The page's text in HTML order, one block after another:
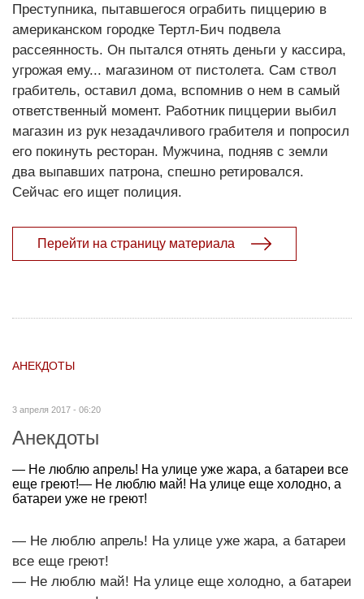
Преступника, пытавшегося ограбить пиццерию в
американском городке Тертл-Бич подвела
рассеянность. Он пытался отнять деньги у кассира,
угрожая ему... магазином от пистолета. Сам ствол
грабитель, оставил дома, вспомнив о нем в самый
ответственный момент. Работник пиццерии выбил
магазин из рук незадачливого грабителя и попросил
его покинуть ресторан. Мужчина, подняв с земли
два выпавших патрона, спешно ретировался.
Сейчас его ищет полиция.
Перейти на страницу материала
АНЕКДОТЫ
3 апреля 2017 - 06:20
Анекдоты
— Не люблю апрель! На улице уже жара, а батареи все
еще греют!— Не люблю май! На улице еще холодно, а
батареи уже не греют!
— Не люблю апрель! На улице уже жара, а батареи
все еще греют!
— Не люблю май! На улице еще холодно, а батареи